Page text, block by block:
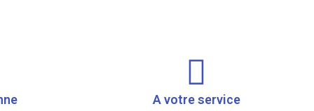
A votre service